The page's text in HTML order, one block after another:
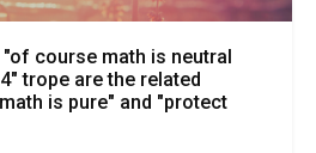
course math is neutral
trope are the related
is pure" and "protect